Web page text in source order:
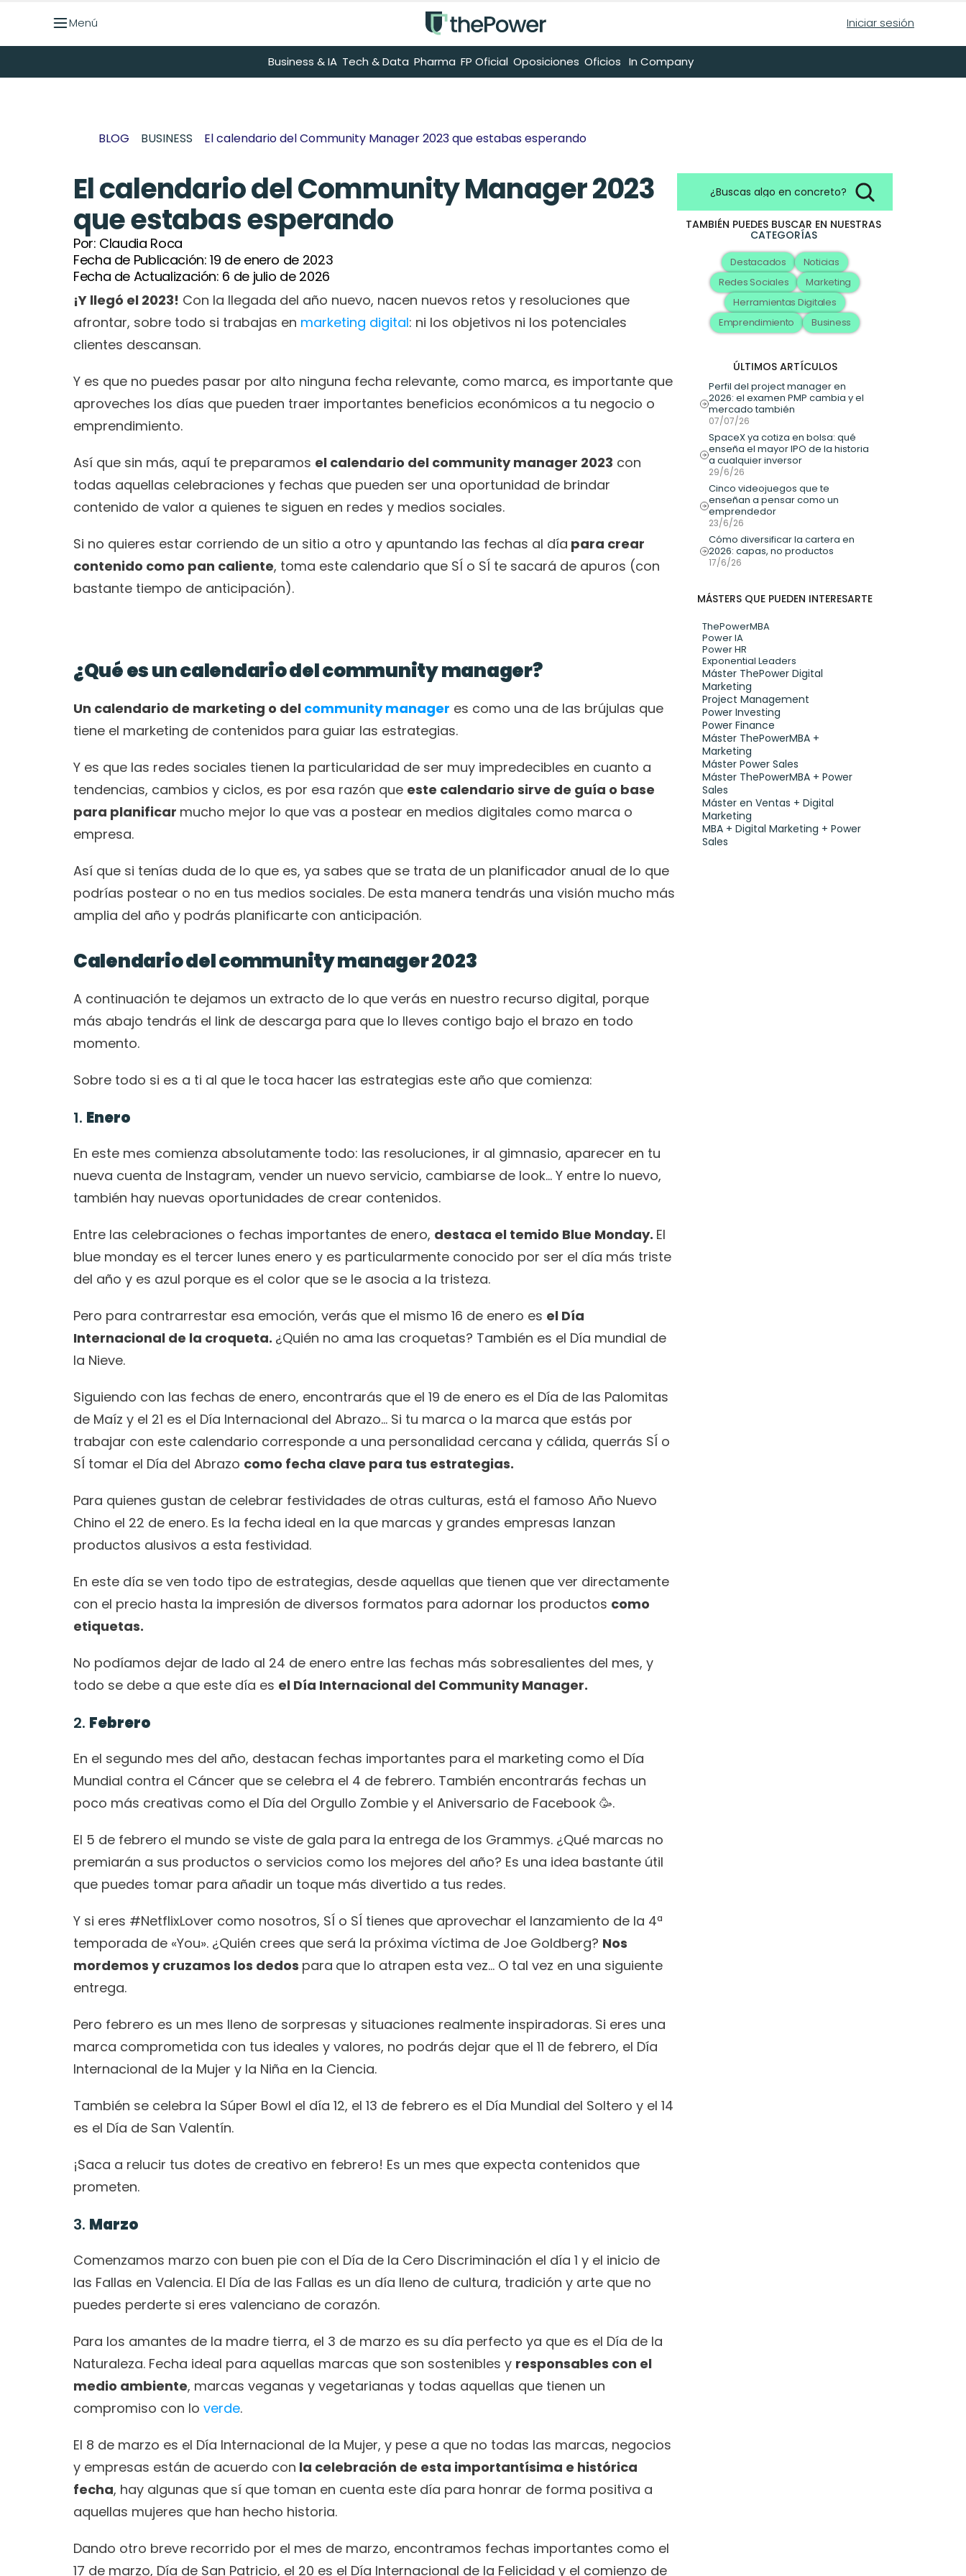
Menú Iniciar sesión
Business & IA Tech & Data Pharma FP Oficial Oposiciones Oficios In Company
BLOG BUSINESS El calendario del Community Manager 2023 que estabas esperando
El calendario del Community Manager 2023
que estabas esperando
Por: Claudia Roca
Fecha de Publicación: 19 de enero de 2023
Fecha de Actualización: 6 de julio de 2026
¡Y llegó el 2023! Con la llegada del año nuevo, nacen nuevos retos y resoluciones que
afrontar, sobre todo si trabajas en marketing digital: ni los objetivos ni los potenciales
clientes descansan.
Y es que no puedes pasar por alto ninguna fecha relevante, como marca, es importante que
aproveches los días que pueden traer importantes beneficios económicos a tu negocio o
emprendimiento.
Así que sin más, aquí te preparamos el calendario del community manager 2023 con
todas aquellas celebraciones y fechas que pueden ser una oportunidad de brindar
contenido de valor a quienes te siguen en redes y medios sociales.
Si no quieres estar corriendo de un sitio a otro y apuntando las fechas al día para crear
contenido como pan caliente, toma este calendario que SÍ o SÍ te sacará de apuros (con
bastante tiempo de anticipación).
¿Qué es un calendario del community manager?
Un calendario de marketing o del community manager es como una de las brújulas que
tiene el marketing de contenidos para guiar las estrategias.
Y es que las redes sociales tienen la particularidad de ser muy impredecibles en cuanto a
tendencias, cambios y ciclos, es por esa razón que este calendario sirve de guía o base
para planificar mucho mejor lo que vas a postear en medios digitales como marca o
empresa.
Así que si tenías duda de lo que es, ya sabes que se trata de un planificador anual de lo que
podrías postear o no en tus medios sociales. De esta manera tendrás una visión mucho más
amplia del año y podrás planificarte con anticipación.
Calendario del community manager 2023
A continuación te dejamos un extracto de lo que verás en nuestro recurso digital, porque
más abajo tendrás el link de descarga para que lo lleves contigo bajo el brazo en todo
momento.
Sobre todo si es a ti al que le toca hacer las estrategias este año que comienza:
1. Enero
En este mes comienza absolutamente todo: las resoluciones, ir al gimnasio, aparecer en tu
nueva cuenta de Instagram, vender un nuevo servicio, cambiarse de look… Y entre lo nuevo,
también hay nuevas oportunidades de crear contenidos.
Entre las celebraciones o fechas importantes de enero, destaca el temido Blue Monday. El
blue monday es el tercer lunes enero y es particularmente conocido por ser el día más triste
del año y es azul porque es el color que se le asocia a la tristeza.
Pero para contrarrestar esa emoción, verás que el mismo 16 de enero es el Día
Internacional de la croqueta. ¿Quién no ama las croquetas? También es el Día mundial de
la Nieve.
Siguiendo con las fechas de enero, encontrarás que el 19 de enero es el Día de las Palomitas
de Maíz y el 21 es el Día Internacional del Abrazo… Si tu marca o la marca que estás por
trabajar con este calendario corresponde a una personalidad cercana y cálida, querrás SÍ o
SÍ tomar el Día del Abrazo como fecha clave para tus estrategias.
Para quienes gustan de celebrar festividades de otras culturas, está el famoso Año Nuevo
Chino el 22 de enero. Es la fecha ideal en la que marcas y grandes empresas lanzan
productos alusivos a esta festividad.
En este día se ven todo tipo de estrategias, desde aquellas que tienen que ver directamente
con el precio hasta la impresión de diversos formatos para adornar los productos como
etiquetas.
No podíamos dejar de lado al 24 de enero entre las fechas más sobresalientes del mes, y
todo se debe a que este día es el Día Internacional del Community Manager.
2. Febrero
En el segundo mes del año, destacan fechas importantes para el marketing como el Día
Mundial contra el Cáncer que se celebra el 4 de febrero. También encontrarás fechas un
poco más creativas como el Día del Orgullo Zombie y el Aniversario de Facebook 🥳.
El 5 de febrero el mundo se viste de gala para la entrega de los Grammys. ¿Qué marcas no
premiarán a sus productos o servicios como los mejores del año? Es una idea bastante útil
que puedes tomar para añadir un toque más divertido a tus redes.
Y si eres #NetflixLover como nosotros, SÍ o SÍ tienes que aprovechar el lanzamiento de la 4ª
temporada de «You». ¿Quién crees que será la próxima víctima de Joe Goldberg? Nos
mordemos y cruzamos los dedos para que lo atrapen esta vez… O tal vez en una siguiente
entrega.
Pero febrero es un mes lleno de sorpresas y situaciones realmente inspiradoras. Si eres una
marca comprometida con tus ideales y valores, no podrás dejar que el 11 de febrero, el Día
Internacional de la Mujer y la Niña en la Ciencia.
También se celebra la Súper Bowl el día 12, el 13 de febrero es el Día Mundial del Soltero y el 14
es el Día de San Valentín.
¡Saca a relucir tus dotes de creativo en febrero! Es un mes que expecta contenidos que
prometen.
3. Marzo
Comenzamos marzo con buen pie con el Día de la Cero Discriminación el día 1 y el inicio de
las Fallas en Valencia. El Día de las Fallas es un día lleno de cultura, tradición y arte que no
puedes perderte si eres valenciano de corazón.
Para los amantes de la madre tierra, el 3 de marzo es su día perfecto ya que es el Día de la
Naturaleza. Fecha ideal para aquellas marcas que son sostenibles y responsables con el
medio ambiente, marcas veganas y vegetarianas y todas aquellas que tienen un
compromiso con lo verde.
El 8 de marzo es el Día Internacional de la Mujer, y pese a que no todas las marcas, negocios
y empresas están de acuerdo con la celebración de esta importantísima e histórica
fecha, hay algunas que sí que toman en cuenta este día para honrar de forma positiva a
aquellas mujeres que han hecho historia.
Dando otro breve recorrido por el mes de marzo, encontramos fechas importantes como el
17 de marzo, Día de San Patricio, el 20 es el Día Internacional de la Felicidad y el comienzo de
¿Buscas algo en concreto?
TAMBIÉN PUEDES BUSCAR EN NUESTRAS
CATEGORÍAS
Destacados
Noticias
Redes Sociales
Marketing
Herramientas Digitales
Emprendimiento
Business
ÚLTIMOS ARTÍCULOS
Perfil del project manager en
2026: el examen PMP cambia y el
mercado también
07/07/26
SpaceX ya cotiza en bolsa: qué
enseña el mayor IPO de la historia
a cualquier inversor
29/6/26
Cinco videojuegos que te
enseñan a pensar como un
emprendedor
23/6/26
Cómo diversificar la cartera en
2026: capas, no productos
17/6/26
MÁSTERS QUE PUEDEN INTERESARTE
ThePowerMBA
Power IA
Power HR
Exponential Leaders
Máster ThePower Digital
Marketing
Project Management
Power Investing
Power Finance
Máster ThePowerMBA +
Marketing
Máster Power Sales
Máster ThePowerMBA + Power
Sales
Máster en Ventas + Digital
Marketing
MBA + Digital Marketing + Power
Sales